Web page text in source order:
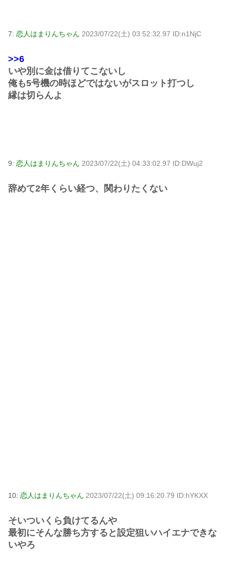
7: 恋人はまりんちゃん 2023/07/22(土) 03:52:32.97 ID:n1NjC
>>6
いや別に金は借りてこないし
俺も5号機の時ほどではないがスロット打つし
縁は切らんよ
9: 恋人はまりんちゃん 2023/07/22(土) 04:33:02.97 ID:DWuj2
辞めて2年くらい経つ、関わりたくない
10: 恋人はまりんちゃん 2023/07/22(土) 09:16:20.79 ID:hYKXX
そいついくら負けてるんや
最初にそんな勝ち方すると設定狙いハイエナできな
いやろ